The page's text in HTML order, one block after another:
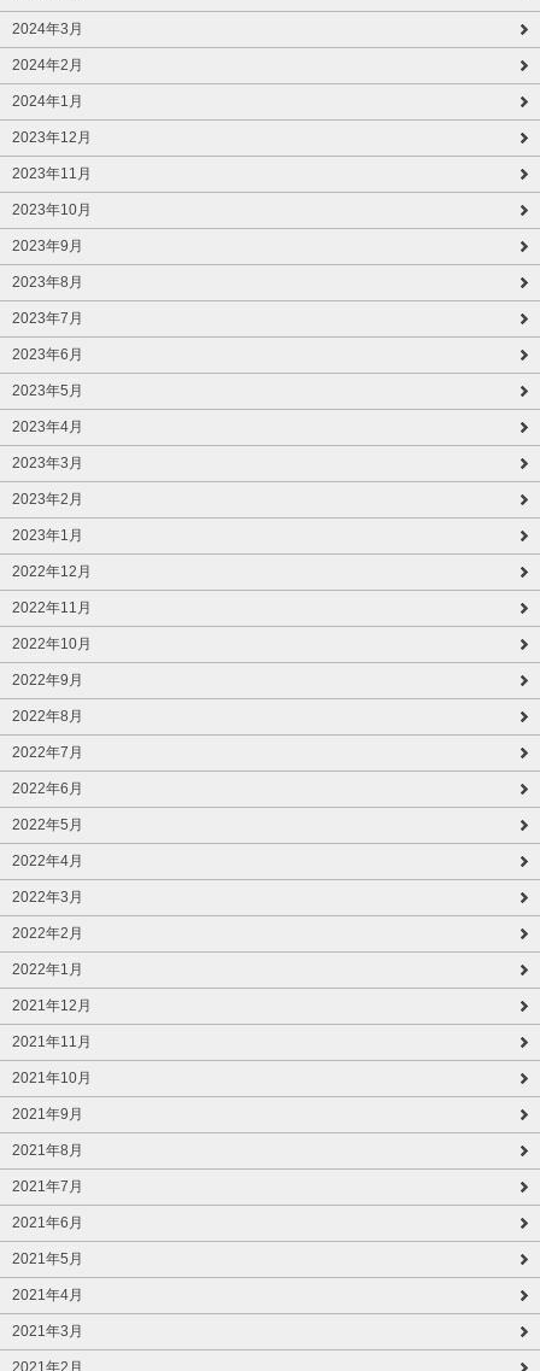
2024年3月
2024年2月
2024年1月
2023年12月
2023年11月
2023年10月
2023年9月
2023年8月
2023年7月
2023年6月
2023年5月
2023年4月
2023年3月
2023年2月
2023年1月
2022年12月
2022年11月
2022年10月
2022年9月
2022年8月
2022年7月
2022年6月
2022年5月
2022年4月
2022年3月
2022年2月
2022年1月
2021年12月
2021年11月
2021年10月
2021年9月
2021年8月
2021年7月
2021年6月
2021年5月
2021年4月
2021年3月
2021年2月